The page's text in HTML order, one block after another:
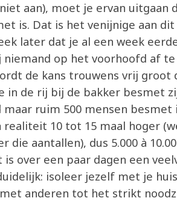
aan), moet je ervan uitgaan
is. Dat is het venijnige aan
later dat je al een week
op het voorhoofd af te
de kans trouwens vrij groot
in de rij bij de bakker besmet
maar ruim 500 mensen besmet
10 tot 15 maal hoger
die aantallen), dus 5.000 à
is over een paar dagen een
isoleer jezelf met je
anderen tot het strikt